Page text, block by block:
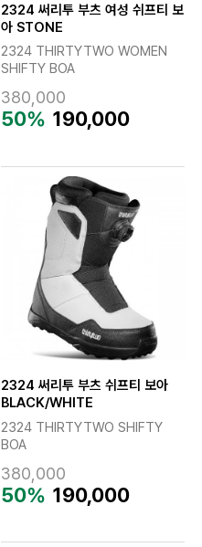
2324 써리투 부츠 여성 쉬프티 보
아 STONE
2324 THIRTYTWO WOMEN
SHIFTY BOA
380,000
50% 190,000
2324 써리투 부츠 쉬프티 보아
BLACK/WHITE
2324 THIRTYTWO SHIFTY
BOA
380,000
50% 190,000